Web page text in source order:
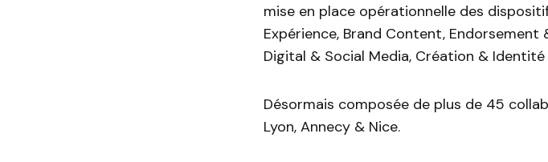
mise en place opérationnelle des
Expérience, Brand Content,
Digital & Social Media, Création &
Désormais composée de plus de 45
Lyon, Annecy & Nice.